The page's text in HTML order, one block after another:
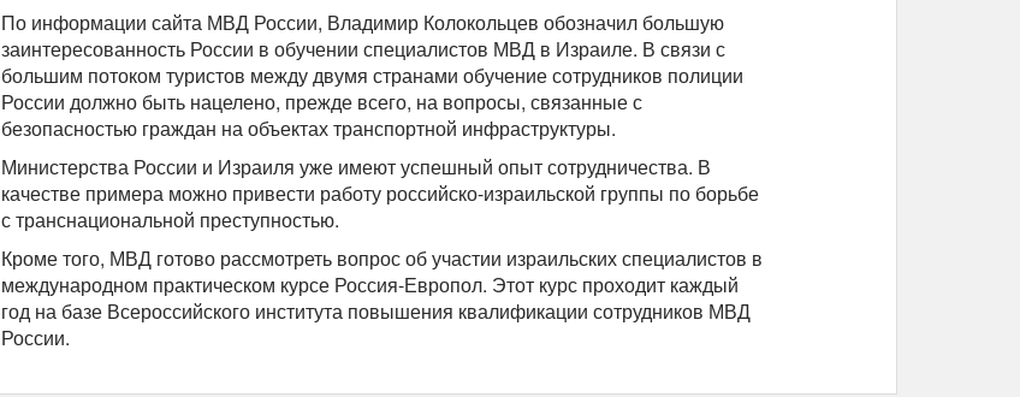
По информации сайта МВД России, Владимир Колокольцев обозначил большую
заинтересованность России в обучении специалистов МВД в Израиле. В связи с
большим потоком туристов между двумя странами обучение сотрудников полиции
России должно быть нацелено, прежде всего, на вопросы, связанные с
безопасностью граждан на объектах транспортной инфраструктуры.
Министерства России и Израиля уже имеют успешный опыт сотрудничества. В
качестве примера можно привести работу российско-израильской группы по борьбе
с транснациональной преступностью.
Кроме того, МВД готово рассмотреть вопрос об участии израильских специалистов в
международном практическом курсе Россия-Европол. Этот курс проходит каждый
год на базе Всероссийского института повышения квалификации сотрудников МВД
России.